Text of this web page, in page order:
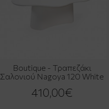
Boutique - Τραπεζάκι
Σαλονιού Nagoya 120 White
410,00€